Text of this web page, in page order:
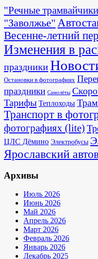
"Речные
"Заволжье"
Весенне-летний
Изменения в
праздники
Остановки в фотографиях
праздники Самолёты
Тарифы Теплоходы
Транспорт в
фотографиях (lite)
ЦЛС Дёмино Электробусы
Ярославский
Архивы
Июль 2026
Июнь 2026
Май 2026
Апрель 2026
Март 2026
Февраль 2026
Январь 2026
Декабрь 2025